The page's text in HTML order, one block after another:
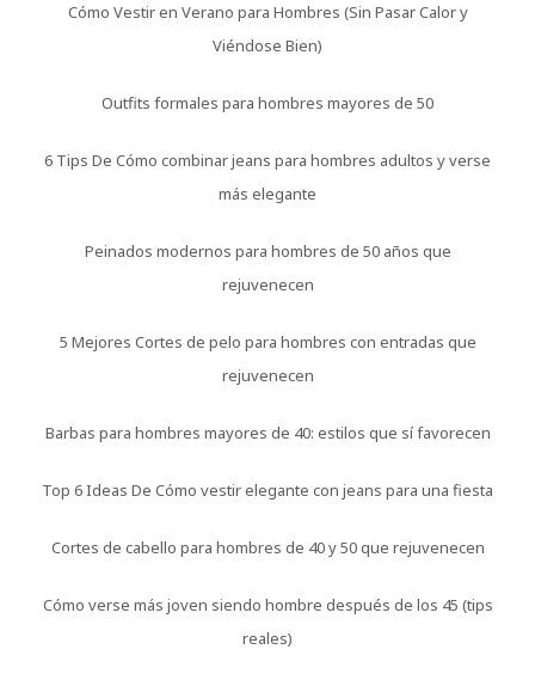
Cómo Vestir en Verano para Hombres (Sin Pasar Calor y
Viéndose Bien)
Outfits formales para hombres mayores de 50
6 Tips De Cómo combinar jeans para hombres adultos y verse
más elegante
Peinados modernos para hombres de 50 años que
rejuvenecen
5 Mejores Cortes de pelo para hombres con entradas que
rejuvenecen
Barbas para hombres mayores de 40: estilos que sí favorecen
Top 6 Ideas De Cómo vestir elegante con jeans para una fiesta
Cortes de cabello para hombres de 40 y 50 que rejuvenecen
Cómo verse más joven siendo hombre después de los 45 (tips
reales)